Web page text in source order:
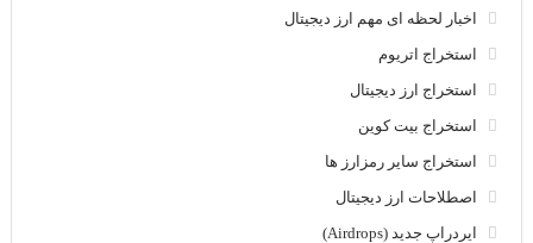
اخبار لحظه ای مهم ارز دیجیتال
استخراج اتریوم
استخراج ارز دیجیتال
استخراج بیت کوین
استخراج سایر رمزارز ها
اصطلاحات ارز دیجیتال
ایردراپ جدید (Airdrops)